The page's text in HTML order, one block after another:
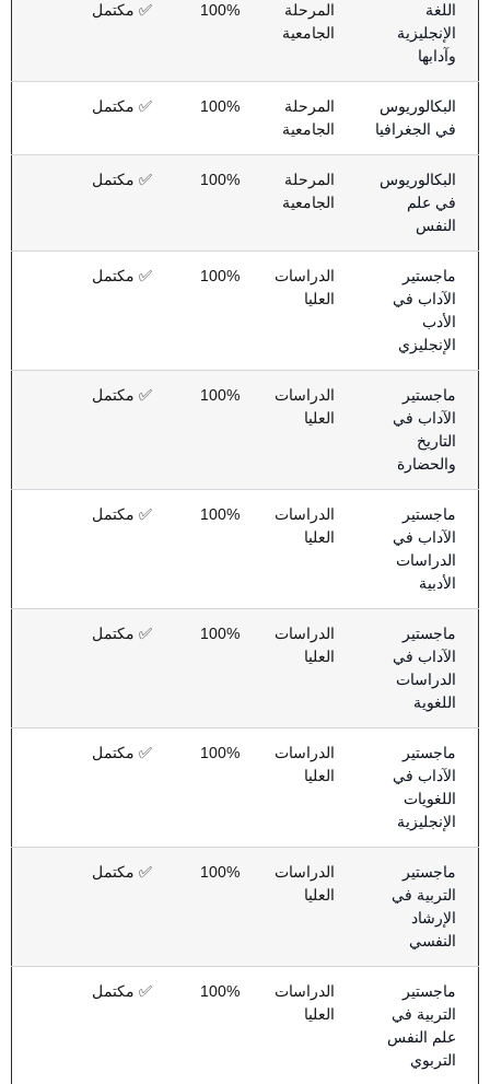
اللغة
الإنجليزية
وآدابها
المرحلة
الجامعية
100% ✅ مكتمل
البكالوريوس
في الجغرافيا
المرحلة
الجامعية
100% ✅ مكتمل
البكالوريوس
في علم
النفس
المرحلة
الجامعية
100% ✅ مكتمل
ماجستير
الآداب في
الأدب
الإنجليزي
الدراسات
العليا
100% ✅ مكتمل
ماجستير
الآداب في
التاريخ
والحضارة
الدراسات
العليا
100% ✅ مكتمل
ماجستير
الآداب في
الدراسات
الأدبية
الدراسات
العليا
100% ✅ مكتمل
ماجستير
الآداب في
الدراسات
اللغوية
الدراسات
العليا
100% ✅ مكتمل
ماجستير
الآداب في
اللغويات
الإنجليزية
الدراسات
العليا
100% ✅ مكتمل
ماجستير
التربية في
الإرشاد
النفسي
الدراسات
العليا
100% ✅ مكتمل
ماجستير
التربية في
علم النفس
التربوي
الدراسات
العليا
100% ✅ مكتمل